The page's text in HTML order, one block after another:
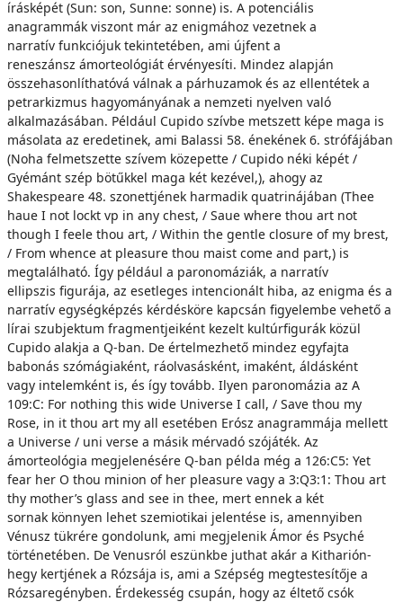
írásképét (Sun: son, Sunne: sonne) is. A potenciális
anagrammák viszont már az enigmához vezetnek a
narratív funkciójuk tekintetében, ami újfent a
reneszánsz ámorteológiát érvényesíti. Mindez alapján
összehasonlíthatóvá válnak a párhuzamok és az ellentétek a
petrarkizmus hagyományának a nemzeti nyelven való
alkalmazásában. Például Cupido szívbe metszett képe maga is
másolata az eredetinek, ami Balassi 58. énekének 6. strófájában
(Noha felmetszette szívem közepette / Cupido néki képét /
Gyémánt szép bötűkkel maga két kezével,), ahogy az
Shakespeare 48. szonettjének harmadik quatrinájában (Thee
haue I not lockt vp in any chest, / Saue where thou art not
though I feele thou art, / Within the gentle closure of my brest,
/ From whence at pleasure thou maist come and part,) is
megtalálható. Így például a paronomáziák, a narratív
ellipszis figurája, az esetleges intencionált hiba, az enigma és a
narratív egységképzés kérdésköre kapcsán figyelembe vehető a
lírai szubjektum fragmentjeiként kezelt kultúrfigurák közül
Cupido alakja a Q-ban. De értelmezhető mindez egyfajta
babonás szómágiaként, ráolvasásként, imaként, áldásként
vagy intelemként is, és így tovább. Ilyen paronomázia az A
109:C: For nothing this wide Universe I call, / Save thou my
Rose, in it thou art my all esetében Erósz anagrammája mellett
a Universe / uni verse a másik mérvadó szójáték. Az
ámorteológia megjelenésére Q-ban példa még a 126:C5: Yet
fear her O thou minion of her pleasure vagy a 3:Q3:1: Thou art
thy mother’s glass and see in thee, mert ennek a két
sornak könnyen lehet szemiotikai jelentése is, amennyiben
Vénusz tükrére gondolunk, ami megjelenik Ámor és Psyché
történetében. De Venusról eszünkbe juthat akár a Kitharión-
hegy kertjének a Rózsája is, ami a Szépség megtestesítője a
Rózsaregényben. Érdekesség csupán, hogy az éltető csók